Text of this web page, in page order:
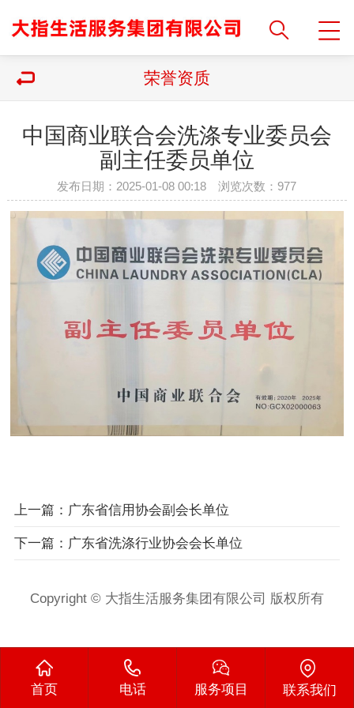
荣誉资质
中国商业联合会洗涤专业委员会
副主任委员单位
发布日期：2025-01-08 00:18 浏览次数： 977
上一篇：广东省信用协会副会长单位
下一篇：广东省洗涤行业协会会长单位
Copyright © 大指生活服务集团有限公司 版权所有
首页 电话 服务项目 联系我们